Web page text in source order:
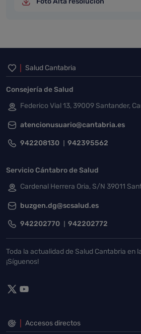
Inicio del pie de
Salud Cantabria
Consejería de Salud
Federico Vial 13, 39009 Santander,
atencionusuario@cantabria.es
942208130 942395562
Servicio Cántabro de Salud
Cardenal Herrera Oria, S/N 39011
buzgen.dg@scsalud.es
942202770 942202772
Toda la actualidad de Salud Cantabria en
¡Síguenos!
Accesos directos